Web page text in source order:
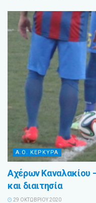
Α.Ο. ΚΕΡΚΥΡΑ
Αχέρων Καναλακίου
και διαιτησία
29 ΟΚΤΩΒΡΊΟΥ 2020